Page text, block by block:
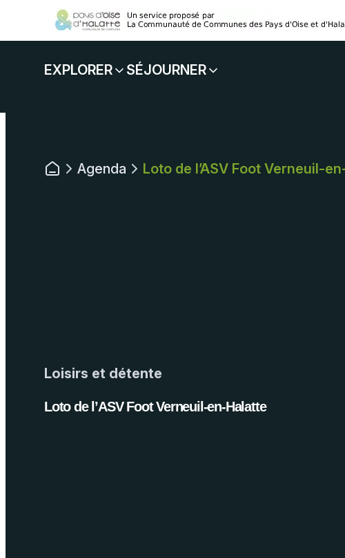
au
contenuEXPLORER SÉJOURNER
Agenda Loto de l’ASV Foot Verneuil-
Loisirs et détente
Loto de l’ASV Foot Verneuil-en-Halatte
Panneau de gestion des cookies